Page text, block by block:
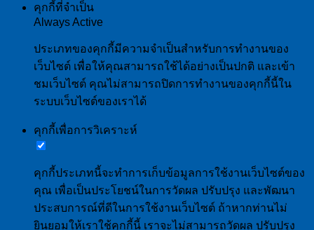
คุกกี้ที่จำเป็น
Always Active
ประเภทของคุกกี้มีความจำเป็นสำหรับการทำงานของ
เว็บไซต์ เพื่อให้คุณสามารถใช้ได้อย่างเป็นปกติ และเข้า
ชมเว็บไซต์ คุณไม่สามารถปิดการทำงานของคุกกี้นี้ใน
ระบบเว็บไซต์ของเราได้
คุกกี้เพื่อการวิเคราะห์
คุกกี้ประเภทนี้จะทำการเก็บข้อมูลการใช้งานเว็บไซต์ของ
คุณ เพื่อเป็นประโยชน์ในการวัดผล ปรับปรุง และพัฒนา
ประสบการณ์ที่ดีในการใช้งานเว็บไซต์ ถ้าหากท่านไม่
ยินยอมให้เราใช้คุกกี้นี้ เราจะไม่สามารถวัดผล ปรับปรุง